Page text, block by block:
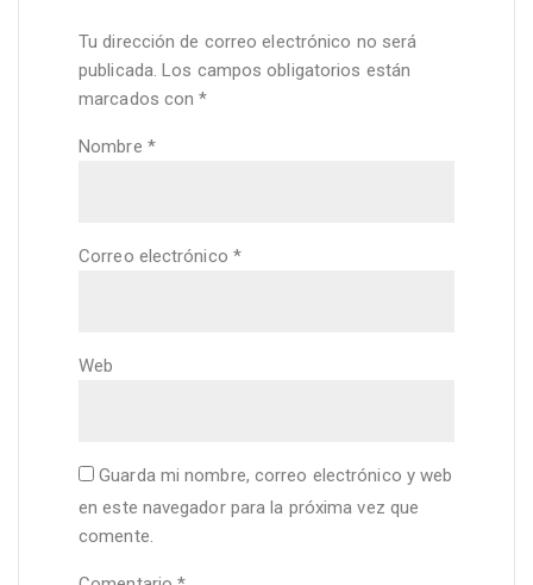
Tu dirección de correo electrónico no será
publicada. Los campos obligatorios están
marcados con*
Nombre *
Correo electrónico *
Web
Guarda mi nombre, correo electrónico y web
en este navegador para la próxima vez que
comente.